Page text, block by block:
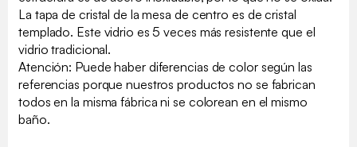
La tapa de cristal de la mesa de centro es de cristal
templado. Este vidrio es 5 veces más resistente que el
vidrio tradicional.
Atención: Puede haber diferencias de color según las
referencias porque nuestros productos no se fabrican
todos en la misma fábrica ni se colorean en el mismo
baño.